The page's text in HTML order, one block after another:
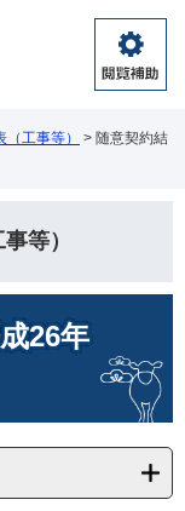
閲
覧
助
工事等） > 随意契約結
等）
26年